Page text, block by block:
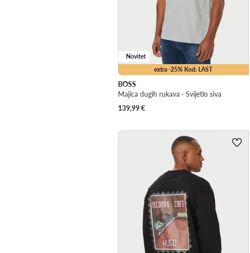
extra -25% Kod: LAST
Novitet
BOSS
Majica dugih rukava · Svijetlo siva
139,99€